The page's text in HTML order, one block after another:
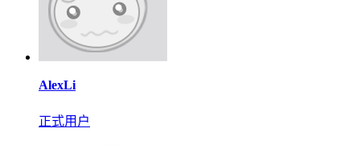
AlexLi
正式用户